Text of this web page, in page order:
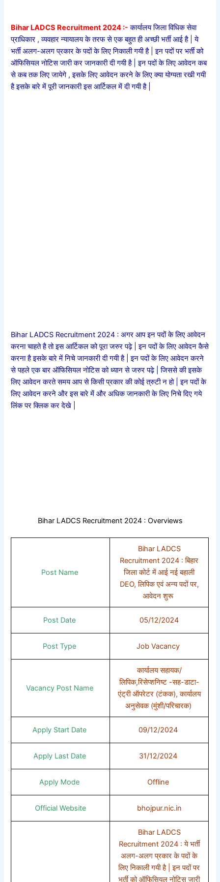
Bihar LADCS Recruitment 2024 :- कार्यालय जिला विधिक सेवा
प्राधिकार , व्यवहार न्यायालय के तरफ से एक बहुत ही अच्छी भर्ती आई है | ये
भर्ती अलग-अलग प्रकार के पदों के लिए निकाली गयी है | इन पदों पर भर्ती को
ऑफिसियल नोटिस जारी कर जानकारी दी गयी है | इन पदों के लिए आवेदन कब
से कब तक लिए जायेगे , इसके लिए आवेदन करने के लिए क्या योग्यता रखी गयी
है इसके बारे में पूरी जानकारी इस आर्टिकल में दी गयी है |
Bihar LADCS Recruitment 2024 : अगर आप इन पदों के लिए आवेदन
करना चाहते है तो इस आर्टिकल को पूरा जरुर पढ़े | इन पदों के लिए आवेदन कैसे
करना है इसके बारे में निचे जानकारी दी गयी है | इन पदों के लिए आवेदन करने
से पहले एक बार ऑफिसियल नोटिस को ध्यान से जरुर पढ़े | जिससे की इसके
लिए आवेदन करते समय आप से किसी प्रकार की कोई त्रुटी न हो | इन पदों के
लिए आवेदन करने और इस बारे में और अधिक जानकारी के लिए निचे दिए गये
लिंक पर क्लिक कर देखे |
Bihar LADCS Recruitment 2024 : Overviews
Post Name
Bihar LADCS
Recruitment 2024 : बिहार
जिला कोर्ट में आई नई बहाली
DEO, लिपिक एवं अन्य पदों पर,
आवेदन शुरू
Post Date 05/12/2024
Post Type Job Vacancy
Vacancy Post Name
कार्यालय सहायक/
लिपिक,रिसेप्शनिष्ट -सह-डाटा-
एंट्री ऑपरेटर (टंकक), कार्यालय
अनुसेवक (मुंशी/परिचारक)
Apply Start Date 09/12/2024
Apply Last Date 31/12/2024
Apply Mode Offline
Official Website bhojpur.nic.in
Bihar LADCS
Recruitment 2024 : ये भर्ती
अलग-अलग प्रकार के पदों के
लिए निकाली गयी है | इन पदों पर
भर्ती को ऑफिसियल नोटिस जारी